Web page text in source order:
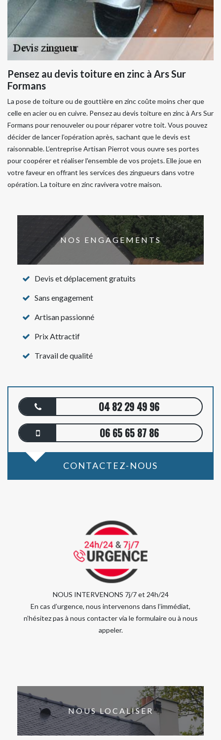
Pensez au devis toiture en zinc à Ars Sur
Formans
La pose de toiture ou de gouttière en zinc coûte moins cher que
celle en acier ou en cuivre. Pensez au devis toiture en zinc à Ars Sur
Formans pour renouveler ou pour réparer votre toit. Vous pouvez
décider de lancer l’opération après, sachant que le devis est
raisonnable. L’entreprise Artisan Pierrot vous ouvre ses portes
pour coopérer et réaliser l'ensemble de vos projets. Elle joue en
votre faveur en offrant les services des zingueurs dans votre
opération. La toiture en zinc ravivera votre maison.
NOS ENGAGEMENTS
Devis et déplacement gratuits
Sans engagement
Artisan passionné
Prix Attractif
Travail de qualité
04 82 29 49 96
06 65 65 87 86
CONTACTEZ-NOUS
NOUS INTERVENONS 7j/7 et 24h/24
En cas d’urgence, nous intervenons dans l’immédiat,
n’hésitez pas à nous contacter via le formulaire ou à nous
appeler.
NOUS LOCALISER